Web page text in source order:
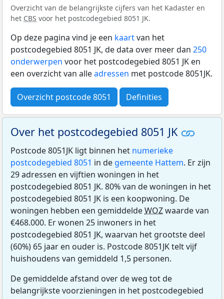
Overzicht van de belangrijkste cijfers van het Kadaster en
het CBS voor het postcodegebied 8051 JK.
Op deze pagina vind je een kaartvan het
postcodegebied 8051 JK, de data over meer dan 250
onderwerpen voor het postcodegebied 8051 JK en
een overzicht van alleadressen met postcode 8051JK.
Overzicht postcode 8051 Definities
Over het postcodegebied 8051 JK
Postcode 8051JK ligt binnen het numerieke
postcodegebied 8051 in de gemeente Hattem. Er zijn
29 adressen en vijftien woningen in het
postcodegebied 8051 JK. 80% van de woningen in het
postcodegebied 8051 JK is een koopwoning. De
woningen hebben een gemiddeldeWOZwaarde van
€468.000. Er wonen 25 inwoners in het
postcodegebied 8051 JK, waarvan het grootste deel
(60%) 65 jaar en ouder is. Postcode 8051JK telt vijf
huishoudens van gemiddeld 1,5 personen.
De gemiddelde afstand over de weg tot de
belangrijkste voorzieningen in het postcodegebied